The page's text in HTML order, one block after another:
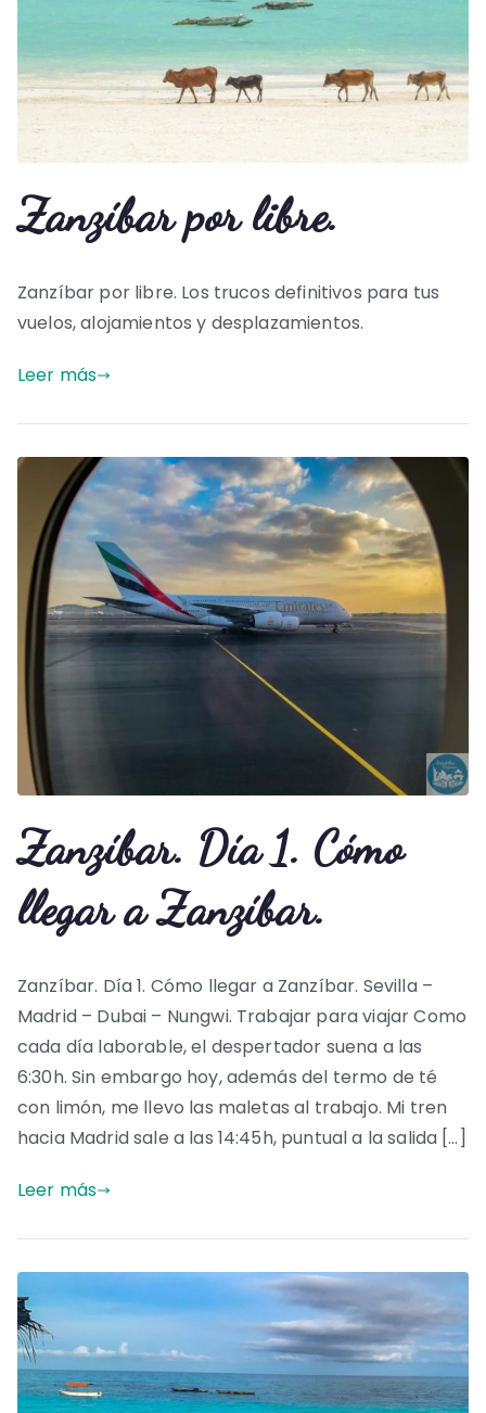
Zanzíbar por libre.
Zanzíbar por libre. Los trucos definitivos para tus
vuelos, alojamientos y desplazamientos.
Leer más
Zanzíbar. Día 1. Cómo
llegar a Zanzíbar.
Zanzíbar. Día 1. Cómo llegar a Zanzíbar. Sevilla –
Madrid – Dubai – Nungwi. Trabajar para viajar Como
cada día laborable, el despertador suena a las
6:30h. Sin embargo hoy, además del termo de té
con limón, me llevo las maletas al trabajo. Mi tren
hacia Madrid sale a las 14:45h, puntual a la salida […]
Leer más